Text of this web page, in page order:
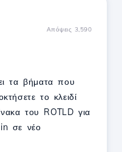
Απόψεις 3,590
τα βήματα που
το κλειδί
του ROTLD για
σε νέο